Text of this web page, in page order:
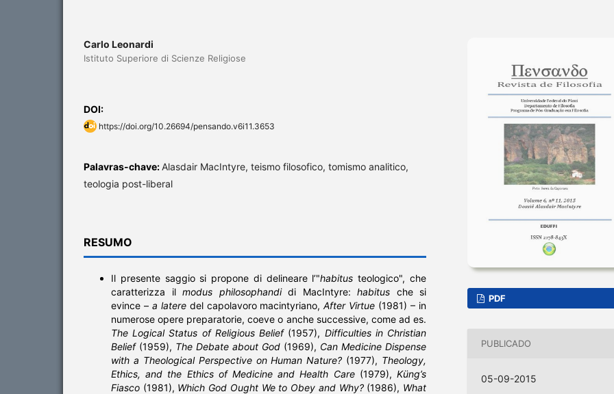
Carlo Leonardi
Istituto Superiore di Scienze Religiose
DOI:
https://doi.org/10.26694/pensando.v6i11.3653
Palavras-chave:Alasdair MacIntyre, teismo filosofico, tomismo analitico,
teologia post-liberal
RESUMO
Il presente saggio si propone di delineare l’"habitusteologico", che
caratterizza il modus philosophandidi MacIntyre: habitus che si
evince – a lateredel capolavoro macintyriano,After Virtue (1981) – in
numerose opere preparatorie, coeve o anche successive, come ad es.
The Logical Status of Religious Belief(1957), Difficulties in Christian
Belief(1959), The Debate about God (1969), Can Medicine Dispense
with a Theological Perspective on Human Nature? (1977), Theology,
Ethics, and the Ethics of Medicine and Health Care(1979),Küng’s
Fiasco (1981), Which God Ought We to Obey and Why?(1986), What
PDF
PUBLICADO
05-09-2015